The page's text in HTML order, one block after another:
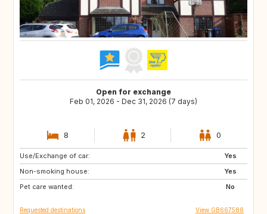
Open for exchange
Feb 01, 2026 - Dec 31, 2026 (7 days)
8 2 0
Use/Exchange of car:
Yes
Non-smoking house:
Yes
Pet care wanted:
No
DK
NL
IE
Requested destinations View GB667588